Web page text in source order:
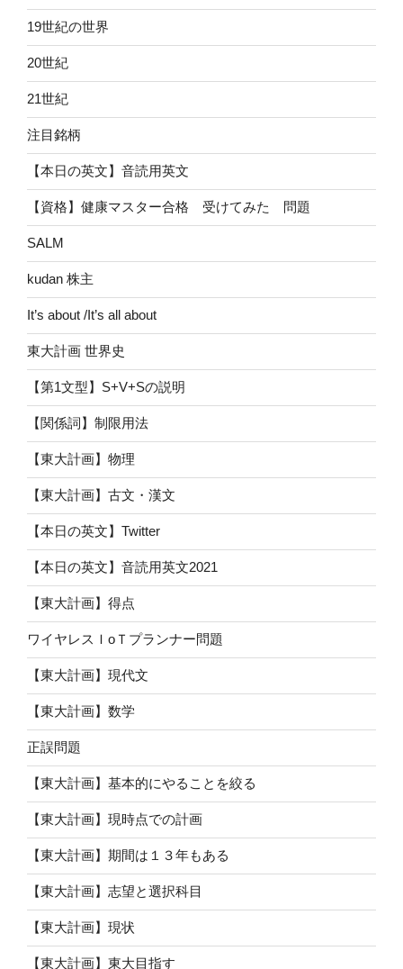
19世紀の世界
20世紀
21世紀
注目銘柄
【本日の英文】音読用英文
【資格】健康マスター合格 受けてみた 問題
SALM
kudan 株主
It’s about /It’s all about
東大計画 世界史
【第1文型】S+V+Sの説明
【関係詞】制限用法
【東大計画】物理
【東大計画】古文・漢文
【本日の英文】Twitter
【本日の英文】音読用英文2021
【東大計画】得点
ワイヤレスＩoＴプランナー問題
【東大計画】現代文
【東大計画】数学
正誤問題
【東大計画】基本的にやることを絞る
【東大計画】現時点での計画
【東大計画】期間は１３年もある
【東大計画】志望と選択科目
【東大計画】現状
【東大計画】東大目指す